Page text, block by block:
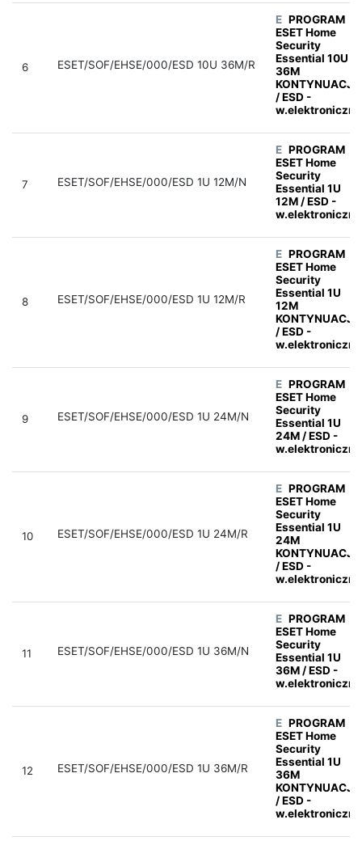
6 ESET/SOF/EHSE/000/ESD 10U 36M/R
E PROGRAM
ESET Home
Security
Essential 10U
36M
KONTYNUACJA
/ ESD -
w.elektroniczna
7 ESET/SOF/EHSE/000/ESD 1U 12M/N
E PROGRAM
ESET Home
Security
Essential 1U
12M / ESD -
w.elektroniczna
8 ESET/SOF/EHSE/000/ESD 1U 12M/R
E PROGRAM
ESET Home
Security
Essential 1U
12M
KONTYNUACJA
/ ESD -
w.elektroniczna
9 ESET/SOF/EHSE/000/ESD 1U 24M/N
E PROGRAM
ESET Home
Security
Essential 1U
24M / ESD -
w.elektroniczna
10 ESET/SOF/EHSE/000/ESD 1U 24M/R
E PROGRAM
ESET Home
Security
Essential 1U
24M
KONTYNUACJA
/ ESD -
w.elektroniczna
11 ESET/SOF/EHSE/000/ESD 1U 36M/N
E PROGRAM
ESET Home
Security
Essential 1U
36M / ESD -
w.elektroniczna
12 ESET/SOF/EHSE/000/ESD 1U 36M/R
E PROGRAM
ESET Home
Security
Essential 1U
36M
KONTYNUACJA
/ ESD -
w.elektroniczna